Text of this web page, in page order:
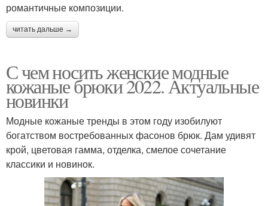
романтичные композиции.
читать дальше →
С чем носить женские модные
кожаные брюки 2022. Актуальные
новинки
Модные кожаные тренды в этом году изобилуют
богатством востребованных фасонов брюк. Дам удивят
крой, цветовая гамма, отделка, смелое сочетание
классики и новинок.